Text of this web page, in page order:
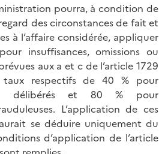
pourra, à condition de
des circonstances de fait et
à l’affaire considérée, appliquer
insuffisances, omissions ou
aux a et c de l’article 1729
respectifs de 40 % pour
délibérés et 80 % pour
L’application de ces
se déduire uniquement du
d’application de l’article